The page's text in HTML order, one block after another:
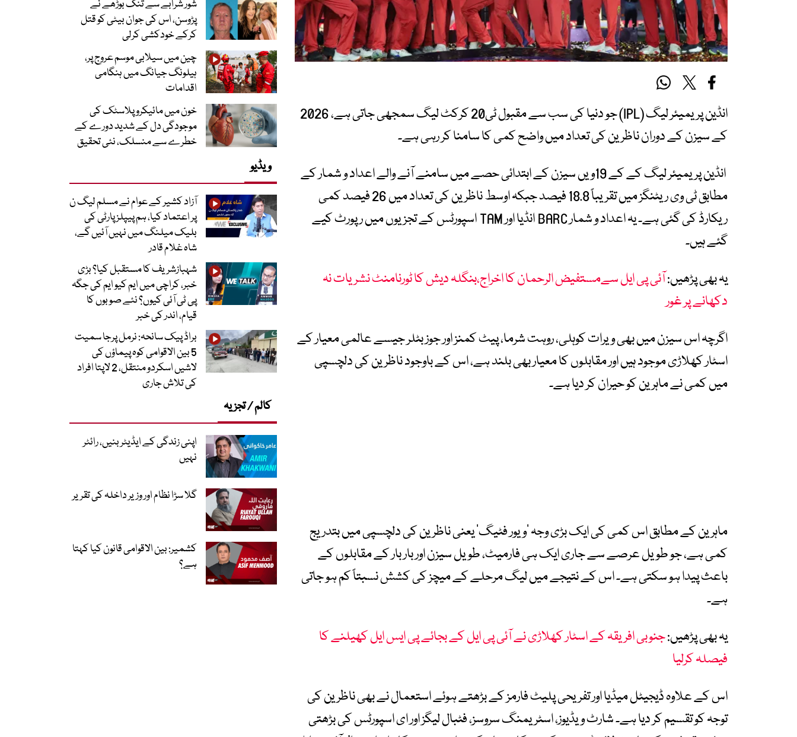
انڈین پریمیئر لیگ (IPL) جو دنیا کی سب سے مقبول ٹی20 کرکٹ لیگ سمجھی جاتی ہے، 2026
کے سیزن کے دوران ناظرین کی تعداد میں واضح کمی کا سامنا کر رہی ہے۔
انڈین پریمیئر لیگ کے کے 19ویں سیزن کے ابتدائی حصے میں سامنے آنے والے اعداد و شمار کے
مطابق ٹی وی ریٹنگز میں تقریباً 18.8 فیصد جبکہ اوسط ناظرین کی تعداد میں 26 فیصد کمی
ریکارڈ کی گئی ہے۔ یہ اعداد و شمار BARC انڈیا اور TAM اسپورٹس کے تجزیوں میں رپورٹ کیے
گئے ہیں۔
یہ بھی پڑھیں:آئی پی ایل سےمستفیض الرحمان کا اخراج،بنگلہ دیش کا ٹورنامنٹ نشریات نہ
دکھانے پر غور
اگرچہ اس سیزن میں بھی ویرات کوہلی، روہت شرما، پیٹ کمنز اور جوز بٹلر جیسے عالمی معیار کے
اسٹار کھلاڑی موجود ہیں اور مقابلوں کا معیار بھی بلند ہے، اس کے باوجود ناظرین کی دلچسپی
میں کمی نے ماہرین کو حیران کر دیا ہے۔
ماہرین کے مطابق اس کمی کی ایک بڑی وجہ ’ویور فٹیگ‘ یعنی ناظرین کی دلچسپی میں بتدریج
کمی ہے، جو طویل عرصے سے جاری ایک ہی فارمیٹ، طویل سیزن اور بار بار کے مقابلوں کے
باعث پیدا ہو سکتی ہے۔ اس کے نتیجے میں لیگ مرحلے کے میچز کی کشش نسبتاً کم ہو جاتی
ہے۔
یہ بھی پڑھیں:جنوبی افریقہ کے اسٹار کھلاڑی نے آئی پی ایل کے بجائے پی ایس ایل کھیلنے کا
فیصلہ کرلیا
اس کے علاوہ ڈیجیٹل میڈیا اور تفریحی پلیٹ فارمز کے بڑھتے ہوئے استعمال نے بھی ناظرین کی
توجہ کو تقسیم کر دیا ہے۔ شارٹ ویڈیوز، اسٹریمنگ سروسز، فٹبال لیگز اور ای اسپورٹس کی بڑھتی
شور شرابے سے تنگ بوڑھے نے
پڑوسن، اس کی جوان بیٹی کو قتل
کرکے خودکشی کرلی
چین میں سیلابی موسم عروج پر،
ہیلونگ جیانگ میں ہنگامی
اقدامات
خون میں مائیکرو پلاسٹک کی
موجودگی دل کے شدید دورے کے
خطرے سے منسلک، نئی تحقیق
ویڈیو
آزاد کشیر کے عوام نے مسلم لیگ ن
پر اعتماد کیا، ہم پیپلز پارٹی کی
بلیک میلنگ میں نہیں آئیں گے،
شاہ غلام قادر
شہبازشریف کا مستقبل کیا؟ بڑی
خبر، کراچی میں ایم کیو ایم کی جگہ
پی ٹی آئی کیوں؟ نئے صوبوں کا
قیام، اندر کی خبر
براڈ پیک سانحہ: نرمل پرجا سمیت
5 بین الاقوامی کوہ پیماؤں کی
لاشیں اسکردو منتقل، 2 لاپتا افراد
کی تلاش جاری
کالم / تجزیہ
اپنی زندگی کے ایڈیٹر بنیں، رائٹر
نہیں
گلا سڑا نظام اور وزیر داخلہ کی تقریر
کشمیر: بین الاقوامی قانون کیا کہتا
ہے؟